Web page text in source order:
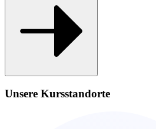
Unsere Kursstandorte